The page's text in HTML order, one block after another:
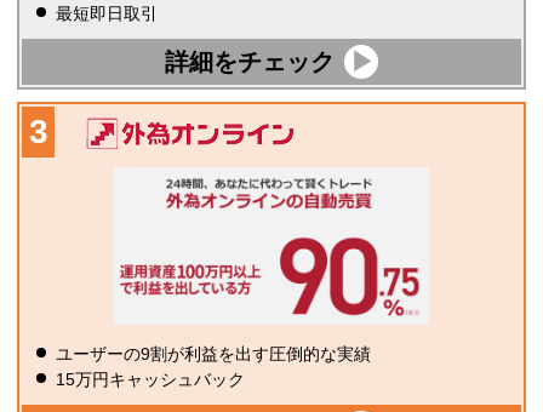
最短即日取引
詳細をチェック
ユーザーの9割が利益を出す圧倒的な実績
15万円キャッシュバック